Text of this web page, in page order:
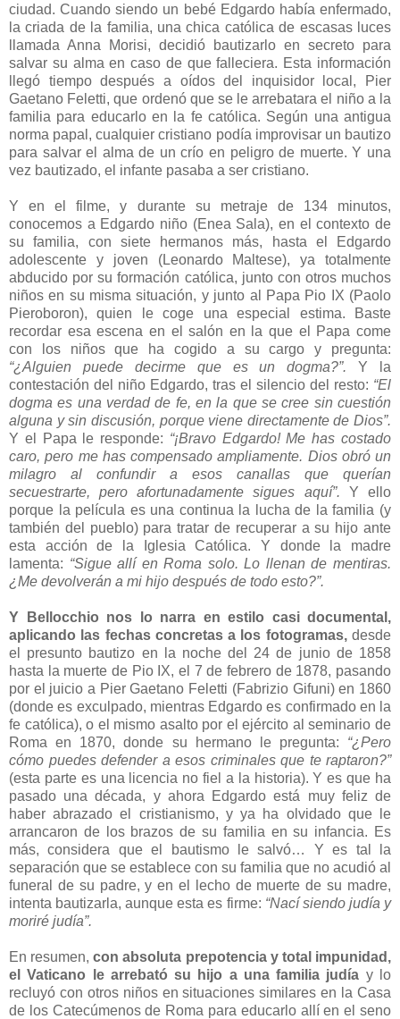
ciudad. Cuando siendo un bebé Edgardo había enfermado,
la criada de la familia, una chica católica de escasas luces
llamada Anna Morisi, decidió bautizarlo en secreto para
salvar su alma en caso de que falleciera. Esta información
llegó tiempo después a oídos del inquisidor local, Pier
Gaetano Feletti, que ordenó que se le arrebatara el niño a la
familia para educarlo en la fe católica. Según una antigua
norma papal, cualquier cristiano podía improvisar un bautizo
para salvar el alma de un crío en peligro de muerte. Y una
vez bautizado, el infante pasaba a ser cristiano.
Y en el filme, y durante su metraje de 134 minutos,
conocemos a Edgardo niño (Enea Sala), en el contexto de
su familia, con siete hermanos más, hasta el Edgardo
adolescente y joven (Leonardo Maltese), ya totalmente
abducido por su formación católica, junto con otros muchos
niños en su misma situación, y junto al Papa Pio IX (Paolo
Pieroboron), quien le coge una especial estima. Baste
recordar esa escena en el salón en la que el Papa come
con los niños que ha cogido a su cargo y pregunta:
“¿Alguien puede decirme que es un dogma?”. Y la
contestación del niño Edgardo, tras el silencio del resto: “El
dogma es una verdad de fe, en la que se cree sin cuestión
alguna y sin discusión, porque viene directamente de Dios”.
Y el Papa le responde: “¡Bravo Edgardo! Me has costado
caro, pero me has compensado ampliamente. Dios obró un
milagro al confundir a esos canallas que querían
secuestrarte, pero afortunadamente sigues aquí”. Y ello
porque la película es una continua la lucha de la familia (y
también del pueblo) para tratar de recuperar a su hijo ante
esta acción de la Iglesia Católica. Y donde la madre
lamenta: “Sigue allí en Roma solo. Lo llenan de mentiras.
¿Me devolverán a mi hijo después de todo esto?”.
Y Bellocchio nos lo narra en estilo casi documental,
aplicando las fechas concretas a los fotogramas,desde
el presunto bautizo en la noche del 24 de junio de 1858
hasta la muerte de Pio IX, el 7 de febrero de 1878, pasando
por el juicio a Pier Gaetano Feletti (Fabrizio Gifuni) en 1860
(donde es exculpado, mientras Edgardo es confirmado en la
fe católica), o el mismo asalto por el ejército al seminario de
Roma en 1870, donde su hermano le pregunta: “¿Pero
cómo puedes defender a esos criminales que te raptaron?”
(esta parte es una licencia no fiel a la historia). Y es que ha
pasado una década, y ahora Edgardo está muy feliz de
haber abrazado el cristianismo, y ya ha olvidado que le
arrancaron de los brazos de su familia en su infancia. Es
más, considera que el bautismo le salvó… Y es tal la
separación que se establece con su familia que no acudió al
funeral de su padre, y en el lecho de muerte de su madre,
intenta bautizarla, aunque esta es firme: “Nací siendo judía y
moriré judía”.
En resumen,con absoluta prepotencia y total impunidad,
el Vaticano le arrebató su hijo a una familia judía y lo
recluyó con otros niños en situaciones similares en la Casa
de los Catecúmenos de Roma para educarlo allí en el seno